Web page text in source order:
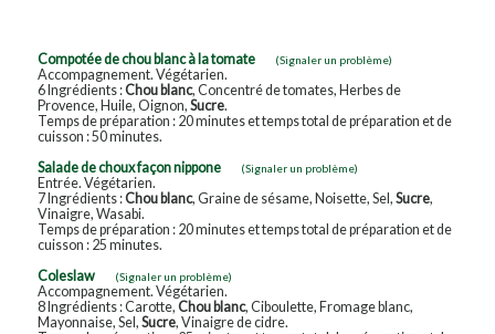
Compotée de chou blanc à la tomate (Signaler un problème)
Accompagnement. Végétarien.
6 Ingrédients :Chou blanc, Concentré de tomates, Herbes de
Provence, Huile, Oignon, Sucre.
Temps de préparation : 20 minutes et temps total de préparation et de
cuisson : 50 minutes.
Salade de choux façon nippone
(Signaler un problème)
Entrée. Végétarien.
7 Ingrédients :Chou blanc, Graine de sésame, Noisette, Sel, Sucre,
Vinaigre, Wasabi.
Temps de préparation : 20 minutes et temps total de préparation et de
cuisson : 25 minutes.
Coleslaw
(Signaler un problème)
Accompagnement. Végétarien.
8 Ingrédients : Carotte, Chou blanc, Ciboulette, Fromage blanc,
Mayonnaise, Sel, Sucre, Vinaigre de cidre.